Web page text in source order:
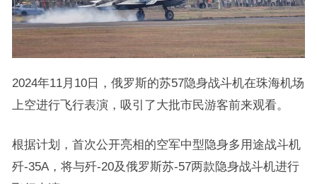
2024年11月10日，俄罗斯的苏57隐身战斗机在珠海机场
上空进行飞行表演，吸引了大批市民游客前来观看。
根据计划，首次公开亮相的空军中型隐身多用途战斗机
歼-35A，将与歼-20及俄罗斯苏-57两款隐身战斗机进行